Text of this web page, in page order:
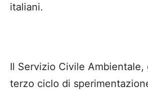
italiani.
Il Servizio Civile Ambientale,
terzo ciclo di